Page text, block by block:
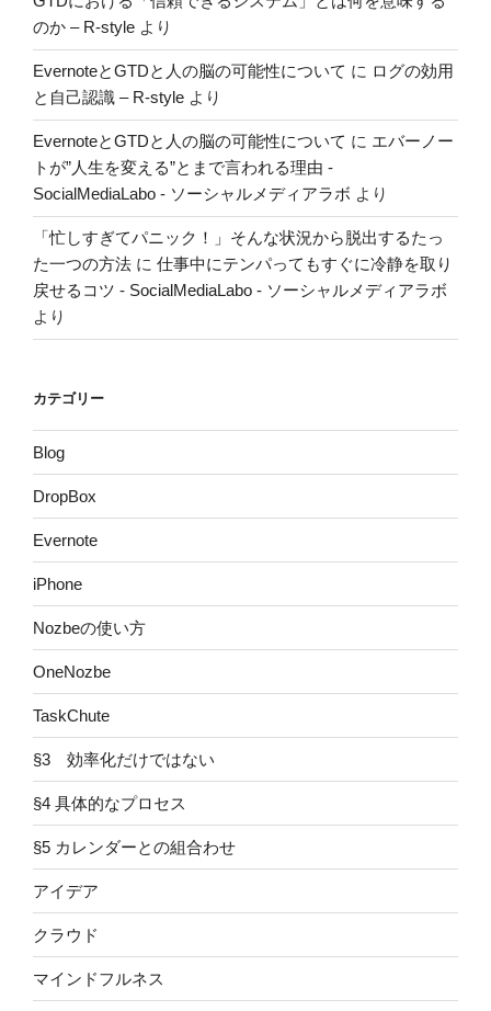
のか – R-style より
EvernoteとGTDと人の脳の可能性について に ログの効用
と自己認識 – R-style より
EvernoteとGTDと人の脳の可能性について に エバーノー
トが”人生を変える”とまで言われる理由 -
SocialMediaLabo - ソーシャルメディアラボ より
「忙しすぎてパニック！」そんな状況から脱出するたっ
た一つの方法 に 仕事中にテンパってもすぐに冷静を取り
戻せるコツ - SocialMediaLabo - ソーシャルメディアラボ
より
カテゴリー
Blog
DropBox
Evernote
iPhone
Nozbeの使い方
OneNozbe
TaskChute
§3 効率化だけではない
§4 具体的なプロセス
§5 カレンダーとの組合わせ
アイデア
クラウド
マインドフルネス